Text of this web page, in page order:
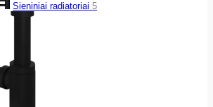
Sieniniai radiatoriai 5